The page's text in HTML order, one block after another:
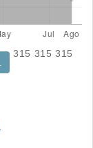
315 315 315